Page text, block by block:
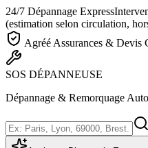
24/7 Dépannage Express
(estimation selon circulation,
Agréé Assurances & Devis
SOS DÉPANNEUSE
Dépannage & Remorquage